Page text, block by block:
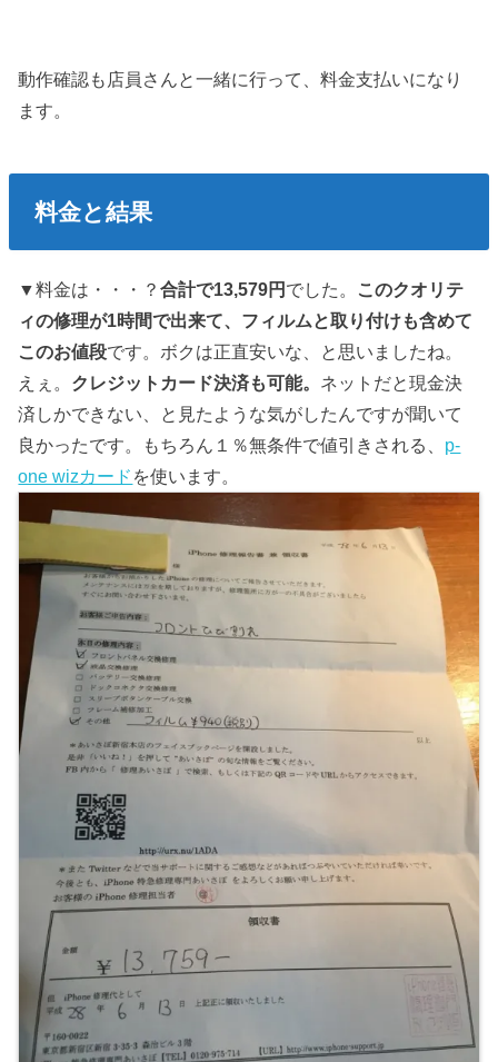
動作確認も店員さんと一緒に行って、料金支払いになり
ます。
料金と結果
▼料金は・・・？合計で13,579円 でした。 このクオリテ
ィの修理が1時間で出来て、フィルムと取り付けも含めて
このお値段です。ボクは正直安いな、と思いましたね。
えぇ。 クレジットカード決済も可能。 ネットだと現金決
済しかできない、と見たような気がしたんですが聞いて
良かったです。もちろん１％無条件で値引きされる、 p-
one wizカード を使います。